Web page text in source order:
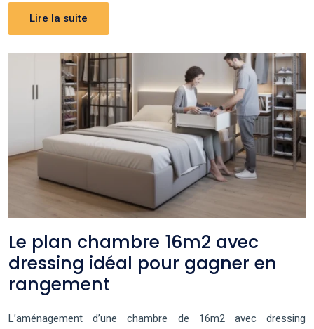
Lire la suite
Le plan chambre 16m2 avec
dressing idéal pour gagner en
rangement
L’aménagement d’une chambre de 16m2 avec dressing